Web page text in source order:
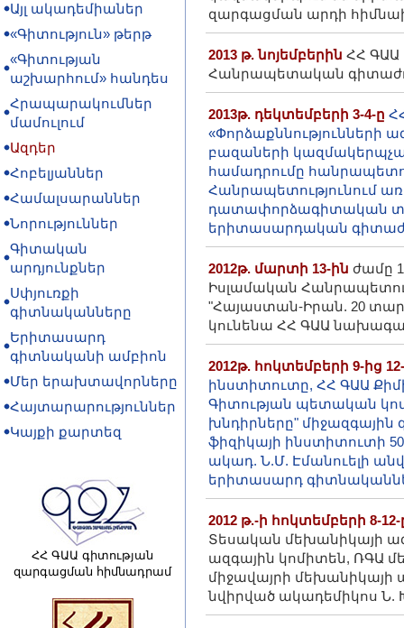
Այլ ակադեմիաներ
«Գիտություն» թերթ
«Գիտության
աշխարհում» հանդես
Հրապարակումներ
մամուլում
Ազդեր
Հոբելյաններ
Համալսարաններ
Նորություններ
Գիտական
արդյունքներ
Սփյուռքի
գիտնականները
Երիտասարդ
գիտնականի ամբիոն
Մեր երախտավորները
Հայտարարություններ
Կայքի քարտեզ
ՀՀ ԳԱԱ գիտության
զարգացման հիմնադրամ
զարգացման արդի
2013 թ. նոյեմբերին ՀՀ ԳԱԱ
Հանրապետական
2013թ. դեկտեմբերի 3-4-ը
«Փորձաքննությունների
բազաների
համադրումը
Հանրապետությունում
դատափորձագիտական
երիտասարդական
2012թ. մարտի 13-ին ժամը
Իսլամական
"Հայաստան-Իրան. 20
կունենա ՀՀ ԳԱԱ
2012թ. հոկտեմբերի 9-ից
ինստիտուտը, ՀՀ ԳԱԱ
Գիտության պետական
խնդիրները"
ֆիզիկայի ինստիտուտի
ակադ. Ն.Մ. Էմանուելի
երիտասարդ
2012 թ.-ի հոկտեմբերի 8-
Տեսական մեխանիկայի
ազգային կոմիտեն, ՌԳԱ
միջավայրի մեխանիկայի
նվիրված ակադեմիկոս Ն.